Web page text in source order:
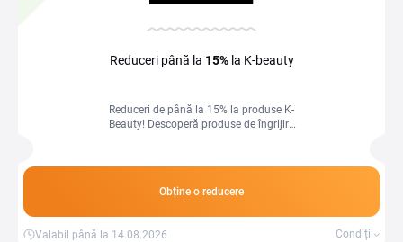
Reduceri până la 15%la K-beauty
Reduceri de până la 15% la produse K-
Beauty! Descoperă produse de îngrijire
Obține o reducere
Valabil până la 14.08.2026 Condiții